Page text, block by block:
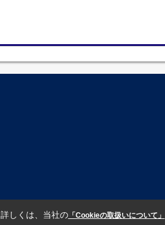
詳しくは、当社の「Cookieの取扱いについて」